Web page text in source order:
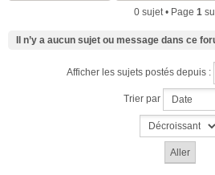
0 sujet • Page 1
Il n’y a aucun sujet ou message dans ce
Afficher les sujets postés depuis :
Trier par